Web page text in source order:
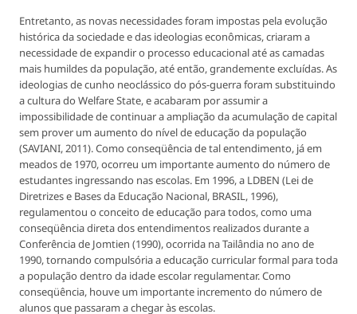
Entretanto, as novas necessidades foram impostas pela evolução
histórica da sociedade e das ideologias econômicas, criaram a
necessidade de expandir o processo educacional até as camadas
mais humildes da população, até então, grandemente excluídas. As
ideologias de cunho neoclássico do pós-guerra foram substituindo
a cultura do Welfare State, e acabaram por assumir a
impossibilidade de continuar a ampliação da acumulação de capital
sem prover um aumento do nível de educação da população
(SAVIANI, 2011). Como conseqüência de tal entendimento, já em
meados de 1970, ocorreu um importante aumento do número de
estudantes ingressando nas escolas. Em 1996, a LDBEN (Lei de
Diretrizes e Bases da Educação Nacional, BRASIL, 1996),
regulamentou o conceito de educação para todos, como uma
conseqüência direta dos entendimentos realizados durante a
Conferência de Jomtien (1990), ocorrida na Tailândia no ano de
1990, tornando compulsória a educação curricular formal para toda
a população dentro da idade escolar regulamentar. Como
conseqüência, houve um importante incremento do número de
alunos que passaram a chegar às escolas.